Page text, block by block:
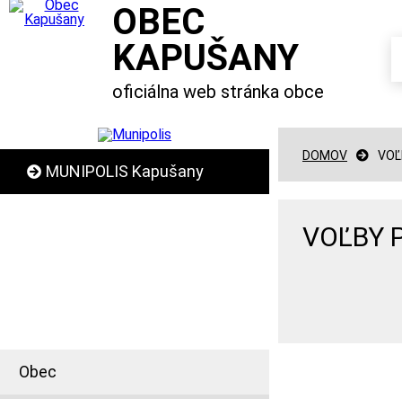
OBEC
KAPUŠANY
oficiálna web stránka obce
MUNIPOLIS Kapušany
Obec
DOMOV
VOĽBY